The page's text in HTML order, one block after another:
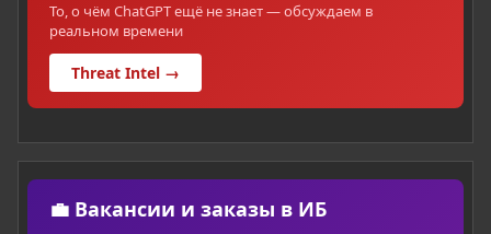
То, о чём ChatGPT ещё не знает — обсуждаем в
реальном времени
Threat Intel →
💼 Вакансии и заказы в ИБ